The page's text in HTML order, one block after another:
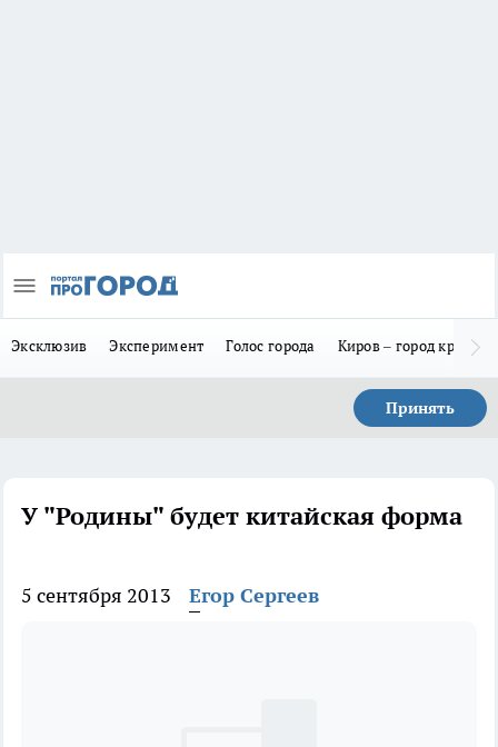
Эксклюзив Эксперимент Голос города Киров – город
Принять
У "Родины" будет китайская форма
5 сентября 2013 Егор Сергеев